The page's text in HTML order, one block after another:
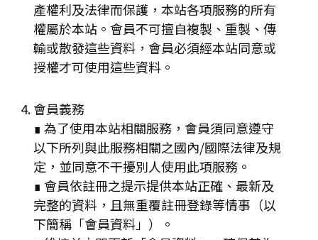
產權利及法律而保護，本站各項服務的所有
權屬於本站。會員不可擅自複製、重製、傳
輸或散發這些資料，會員必須經本站同意或
授權才可使用這些資料。
會員義務
∎ 為了使用本站相關服務，會員須同意遵守
以下所列與此服務相關之國內/國際法律及規
定，並同意不干擾別人使用此項服務。
∎ 會員依註冊之提示提供本站正確、最新及
完整的資料，且無重覆註冊登錄等情事（以
下簡稱「會員資料」）。